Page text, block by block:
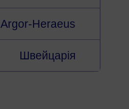
Argor-Heraeus
Швейцарія